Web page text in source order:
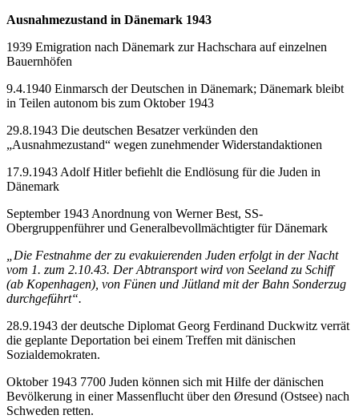
Ausnahmezustand in Dänemark 1943
1939 Emigration nach Dänemark zur Hachschara auf einzelnen
Bauernhöfen
9.4.1940 Einmarsch der Deutschen in Dänemark; Dänemark bleibt
in Teilen autonom bis zum Oktober 1943
29.8.1943 Die deutschen Besatzer verkünden den
„Ausnahmezustand“ wegen zunehmender Widerstandaktionen
17.9.1943 Adolf Hitler befiehlt die Endlösung für die Juden in
Dänemark
September 1943 Anordnung von Werner Best, SS-
Obergruppenführer und Generalbevollmächtigter für Dänemark
„Die Festnahme der zu evakuierenden Juden erfolgt in der Nacht
vom 1. zum 2.10.43. Der Abtransport wird von Seeland zu Schiff
(ab Kopenhagen), von Fünen und Jütland mit der Bahn Sonderzug
durchgeführt“.
28.9.1943 der deutsche Diplomat Georg Ferdinand Duckwitz verrät
die geplante Deportation bei einem Treffen mit dänischen
Sozialdemokraten.
Oktober 1943 7700 Juden können sich mit Hilfe der dänischen
Bevölkerung in einer Massenflucht über den Øresund (Ostsee) nach
Schweden retten.